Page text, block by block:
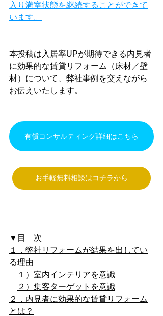
入り満室状態を継続することができて
います。
本投稿は入居率UPが期待できる内見者
に効果的な賃貸リフォーム（床材／壁
材）について、弊社事例を交えながら
お伝えいたします。
有償コンサルティング詳細はこちら
お手軽無料相談はコチラから
▼目　次
１．弊社リフォームが結果を出してい
る理由
１）室内インテリアを意識
２）集客ターゲットを意識
２．内見者に効果的な賃貸リフォーム
とは？